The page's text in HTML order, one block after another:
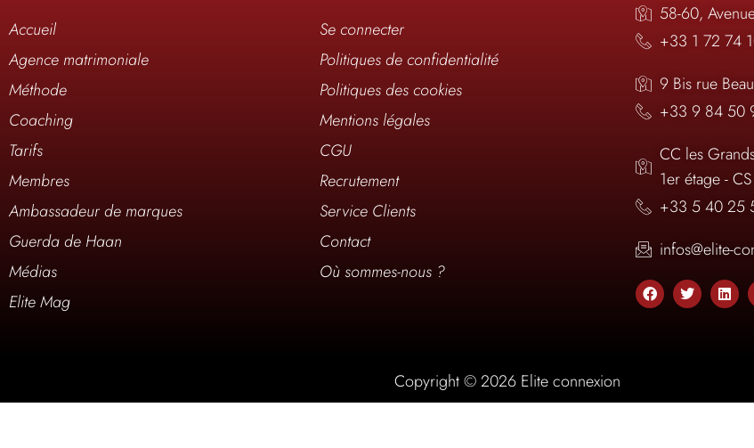
Accueil
Agence matrimoniale
Méthode
Coaching
Tarifs
Membres
Ambassadeur de marques
Guerda de Haan
Médias
Elite Mag
Se connecter
Politiques de confidentialité
Politiques des cookies
Mentions légales
CGU
Recrutement
Service Clients
Contact
Où sommes-nous ?
58-60,
+33 1 72 74
9 Bis rue
+33 9 84 50
CC les
1er étage -
+33 5 40 25
infos@elite-
Copyright © 2026 Elite connexion